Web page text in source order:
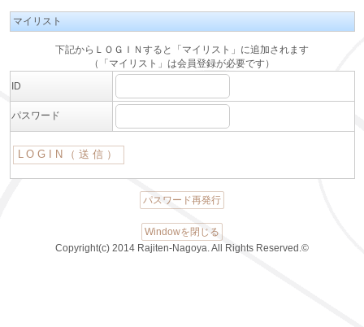
マイリスト
下記からＬＯＧＩＮすると「マイリスト」に追加されます
（「マイリスト」は会員登録が必要です）
ID
パスワード
パスワード再発行
Windowを閉じる
Copyright(c) 2014 Rajiten-Nagoya. All Rights Reserved.©